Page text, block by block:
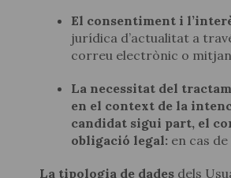
El consentiment i
jurídica d’actualitat a
correu electrònic o
La necessitat del
en el context de la
candidat sigui part, el
obligació legal: en cas
La tipologia de dades dels